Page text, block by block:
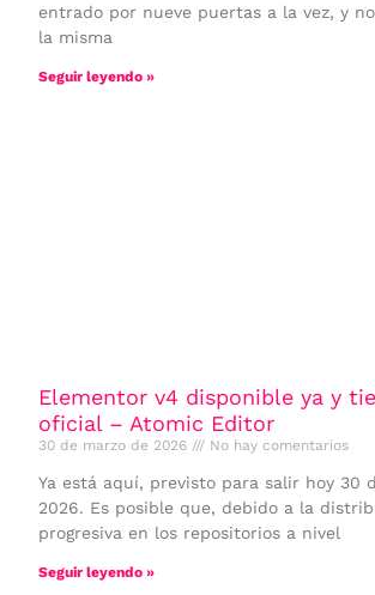
entrado por nueve puertas a la vez, y
la misma
Seguir leyendo »
Elementor v4 disponible ya y
oficial – Atomic Editor
30 de marzo de 2026 No hay comentarios
Ya está aquí, previsto para salir hoy 30
2026. Es posible que, debido a la
progresiva en los repositorios a nivel
Seguir leyendo »